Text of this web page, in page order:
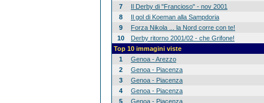
7
Il Derby di "Francioso" - nov 2001
8
Il gol di Koeman alla Sampdoria
9
Forza Nikola ... la Nord corre con te!
10
Derby ritorno 2001/02 - che Grifone!
Top 10 immagini viste
1
Genoa - Arezzo
2
Genoa - Piacenza
3
Genoa - Piacenza
4
Genoa - Piacenza
5
Genoa - Piacenza